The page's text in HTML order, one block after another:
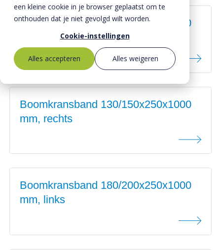
een kleine cookie in je browser geplaatst om te
onthouden dat je niet gevolgd wilt worden.
Cookie-instellingen
Alles accepteren
Alles weigeren
Bestekservice
Downloads
Werken bij
Over ons
MVO
Kernwaarden
Toeslagen
Boomkransband 130/150x250x1000
mm, links
Boomkransband 130/150x250x1000
mm, rechts
Boomkransband 180/200x250x1000
mm, links